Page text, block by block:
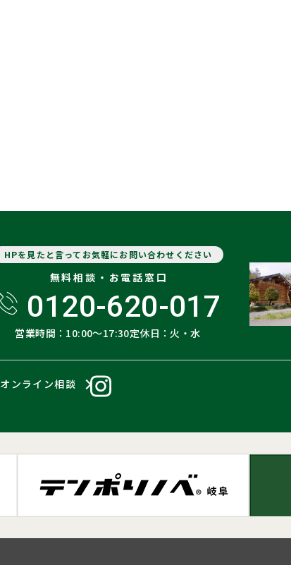
HPを見たと言ってお気軽にお問い合わせください
無料相談・お電話窓口
0120-620-017
営業時間：10:00〜17:30定休日：火・水
オンライン相談